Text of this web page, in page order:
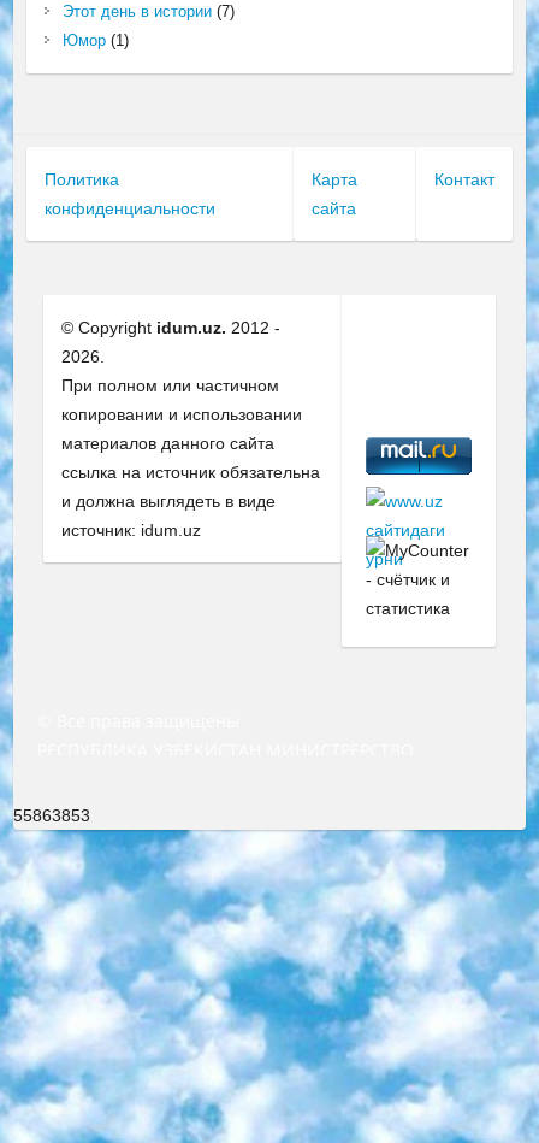
Этот день в истории(7)
Юмор(1)
Политика
конфиденциальности
Карта
сайта
Контакт
© Copyright idum.uz. 2012 -
2026.
При полном или частичном
копировании и использовании
материалов данного сайта
ссылка на источник обязательна
и должна выглядеть в виде
источник: idum.uz
55863853